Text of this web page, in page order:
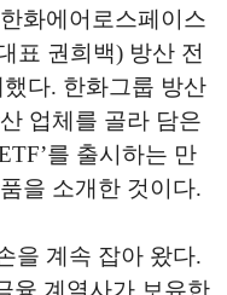
화에어로스페이스
표 권희백) 방산 전
다. 한화그룹 방산
업체를 골라 담은
를 출시하는 만
을 소개한 것이다.
을 계속 잡아 왔다.
융 계열사가 보유한